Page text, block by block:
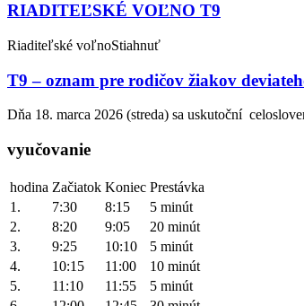
RIADITEĽSKÉ VOĽNO T9
Riaditeľské voľnoStiahnuť
T9 – oznam pre rodičov žiakov
Dňa 18. marca 2026 (streda) sa uskutoční
vyučovanie
hodina Začiatok Koniec Prestávka
1.
7:30 8:15
5 minút
2.
8:20 9:05
20 minút
3.
9:25 10:10
5 minút
4.
10:15 11:00
10 minút
5.
11:10 11:55
5 minút